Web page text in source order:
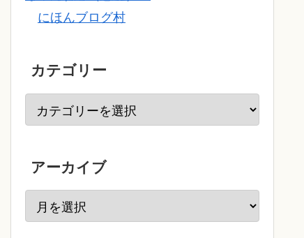
にほんブログ村
カテゴリー
アーカイブ